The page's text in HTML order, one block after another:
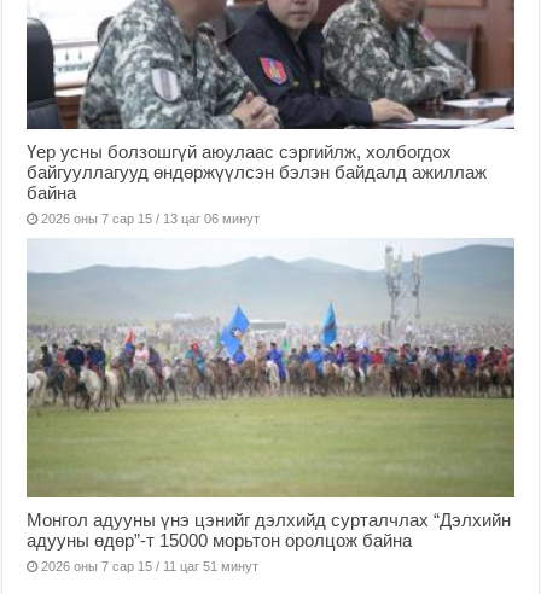
Үер усны болзошгүй аюулаас сэргийлж, холбогдох
байгууллагууд өндөржүүлсэн бэлэн байдалд ажиллаж
байна
2026 оны 7 сар 15 / 13 цаг 06 минут
Монгол адууны үнэ цэнийг дэлхийд сурталчлах “Дэлхийн
адууны өдөр”-т 15000 морьтон оролцож байна
2026 оны 7 сар 15 / 11 цаг 51 минут